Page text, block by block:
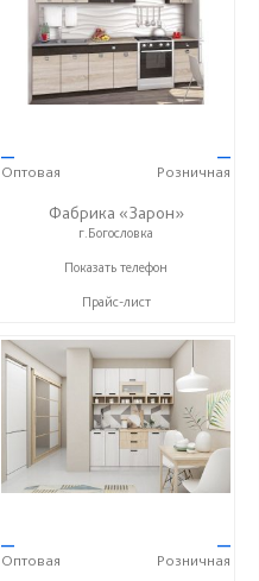
—
Оптовая
—
Розничная
Фабрика «Зарон»
г.Богословка
+7 (8412) 21-50-66
Показать телефон
Прайс-лист
—
Оптовая
—
Розничная